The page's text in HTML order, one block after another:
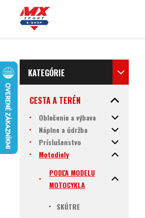
KATEGÓRIE
CESTA A TERÉN
Oblečenie a výbava
Náplne a údržba
Príslušenstvo
Motodiely
PODĽA MODELU
MOTOCYKLA
SKÚTRE